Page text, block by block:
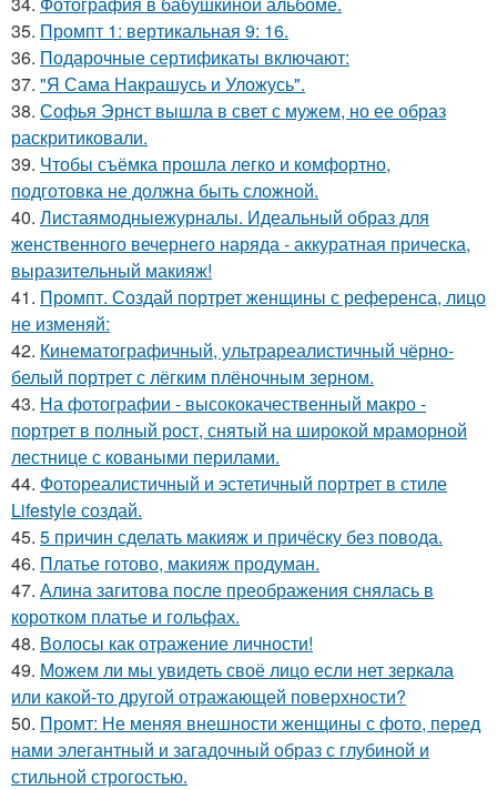
35. Промпт 1: вертикальная 9: 16.
36. Подарочные сертификаты включают:
37. "Я Сама Накрашусь и Уложусь".
38. Софья Эрнст вышла в свет с мужем, но ее образ
раскритиковали.
39. Чтобы съёмка прошла легко и комфортно,
подготовка не должна быть сложной.
40. Листаямодныежурналы. Идеальный образ для
женственного вечернего наряда - аккуратная прическа,
выразительный макияж!
41. Промпт. Создай портрет женщины с референса, лицо
не изменяй:
42. Кинематографичный, ультрареалистичный чёрно-
белый портрет с лёгким плёночным зерном.
43. На фотографии - высококачественный макро -
портрет в полный рост, снятый на широкой мраморной
лестнице с коваными перилами.
44. Фотореалистичный и эстетичный портрет в стиле
Lifestyle создай.
45. 5 причин сделать макияж и причёску без повода.
46. Платье готово, макияж продуман.
47. Алина загитова после преображения снялась в
коротком платье и гольфах.
48. Волосы как отражение личности!
49. Можем ли мы увидеть своё лицо если нет зеркала
или какой-то другой отражающей поверхности?
50. Промт: Не меняя внешности женщины с фото, перед
нами элегантный и загадочный образ с глубиной и
стильной строгостью.